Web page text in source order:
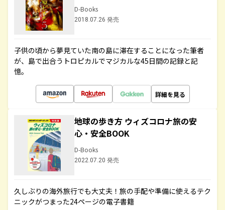
D-Books
2018.07.26 発売
子供の頃から夢見ていた南の島に滞在することになった筆者
が、島で出合うトロピカルでマジカルな45日間の記録と記
憶。
詳細を見る
地球の歩き方 ウィズコロナ旅の安
心・安全BOOK
D-Books
2022.07.20 発売
久しぶりの海外旅行でも大丈夫！旅の手配や準備に使えるテク
ニックがつまった24ページの電子書籍